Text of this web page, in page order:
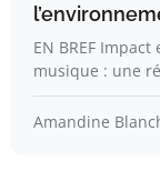
EN BREF
musique : une
Amandine